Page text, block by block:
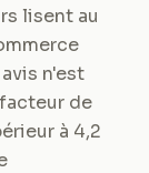
lisent au
n'est
de
à 4,2